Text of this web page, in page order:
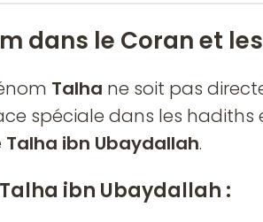
dans le Coran et
Talha ne soit pas
spéciale dans les hadiths
Talha ibn Ubaydallah.
ibn Ubaydallah :